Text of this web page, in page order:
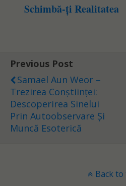
Schimbă-ți Realitatea
Previous Post
Samael Aun Weor –
Trezirea Conștiinței:
Descoperirea Sinelui
Prin Autoobservare Și
Muncă Esoterică
Back